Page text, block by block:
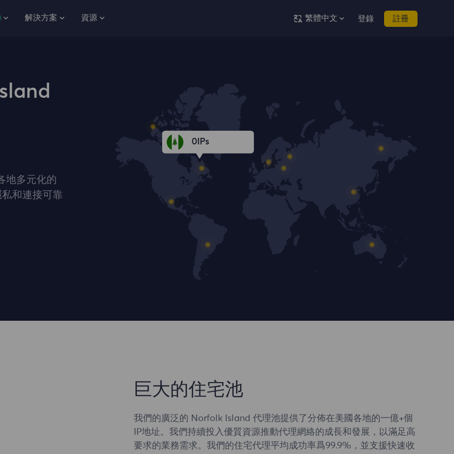
解決方案 資源 繁體中文 登錄 註冊
地多元化的
和連接可靠
0 IPs
巨大的住宅池
我們的廣泛的 Norfolk Island 代理池提供了分佈在美國各地的一億+個
IP地址。我們持續投入優質資源推動代理網絡的成長和發展，以滿足高
要求的業務需求。我們的住宅代理平均成功率爲99.9%，並支援快速收